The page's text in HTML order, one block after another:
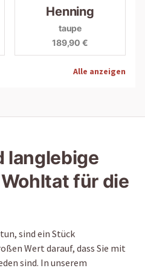
Henning
taupe
189,90 €
Alle anzeigen
langlebige
für die
sind ein Stück
Wert darauf, dass Sie mit
sind. In unserem